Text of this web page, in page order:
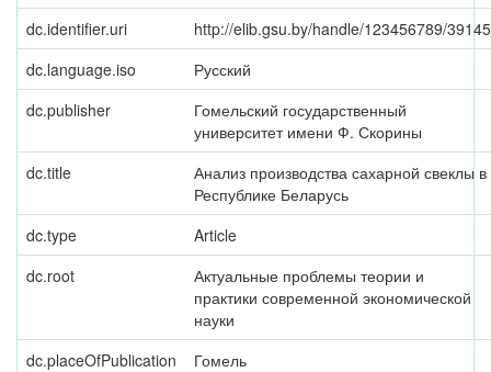
dc.identifier.uri
http://elib.gsu.by/handle/123456789/39145
dc.language.iso
Русский
dc.publisher
Гомельский государственный
университет имени Ф. Скорины
dc.title
Анализ производства сахарной свеклы в
Республике Беларусь
dc.type
Article
dc.root
Актуальные проблемы теории и
практики современной экономической
науки
dc.placeOfPublication
Гомель